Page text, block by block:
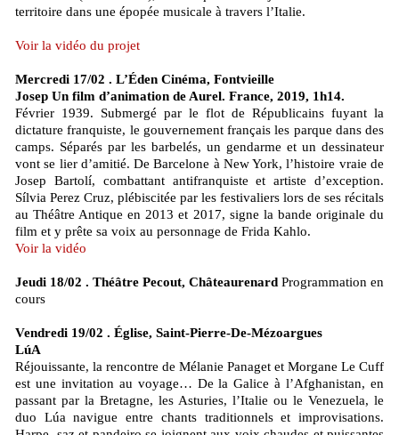
territoire dans une épopée musicale à travers l’Italie.
Voir la vidéo du projet
Mercredi 17/02 . L’Éden Cinéma, Fontvieille
Josep Un film d’animation de Aurel. France, 2019, 1h14.
Février 1939. Submergé par le flot de Républicains fuyant la
dictature franquiste, le gouvernement français les parque dans des
camps. Séparés par les barbelés, un gendarme et un dessinateur
vont se lier d’amitié. De Barcelone à New York, l’histoire vraie de
Josep Bartolí, combattant antifranquiste et artiste d’exception.
Sílvia Perez Cruz, plébiscitée par les festivaliers lors de ses récitals
au Théâtre Antique en 2013 et 2017, signe la bande originale du
film et y prête sa voix au personnage de Frida Kahlo.
Voir la vidéo
Jeudi 18/02 . Théâtre Pecout, Châteaurenard Programmation en
cours
Vendredi 19/02 . Église, Saint-Pierre-De-Mézoargues
LúA
Réjouissante, la rencontre de Mélanie Panaget et Morgane Le Cuff
est une invitation au voyage… De la Galice à l’Afghanistan, en
passant par la Bretagne, les Asturies, l’Italie ou le Venezuela, le
duo Lúa navigue entre chants traditionnels et improvisations.